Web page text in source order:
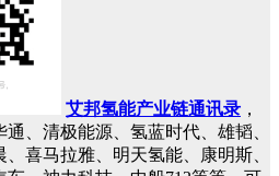
艾邦氢能产业链通讯录 ，
、清极能源、氢蓝时代、雄韬、
喜马拉雅、明天氢能、康明斯、